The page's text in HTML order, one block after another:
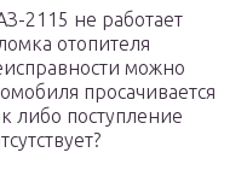
2115 не работает
отопителя
можно
просачивается
либо поступление